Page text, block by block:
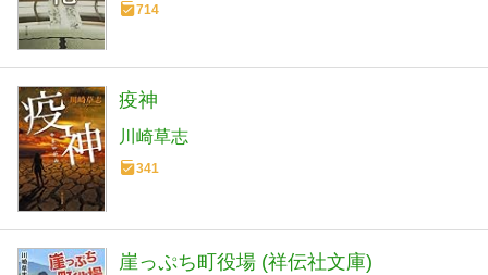
714
疫神
川崎草志
341
崖っぷち町役場 (祥伝社文庫)